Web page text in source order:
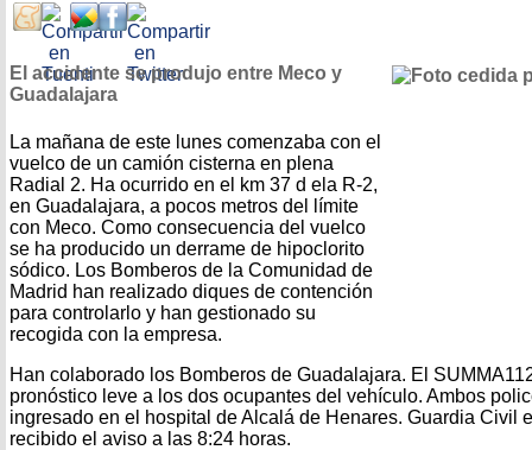
El accidente se produjo entre Meco y
Guadalajara
La mañana de este lunes comenzaba con el
vuelco de un camión cisterna en plena
Radial 2. Ha ocurrido en el km 37 d ela R-2,
en Guadalajara, a pocos metros del límite
con Meco. Como consecuencia del vuelco
se ha producido un derrame de hipoclorito
sódico. Los Bomberos de la Comunidad de
Madrid han realizado diques de contención
para controlarlo y han gestionado su
recogida con la empresa.
Han colaborado los Bomberos de Guadalajara. El
pronóstico leve a los dos ocupantes del vehículo. Ambos
ingresado en el hospital de Alcalá de Henares. Guardia Civil
recibido el aviso a las 8:24 horas.